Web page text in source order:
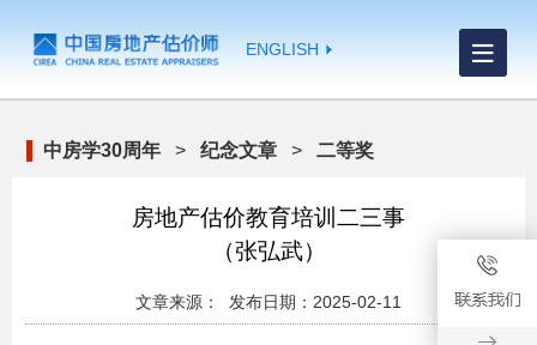
ENGLISH
中房学30周年 > 纪念文章 > 二等奖
房地产估价教育培训二三事
（张弘武）
文章来源： 发布日期：2025-02-11